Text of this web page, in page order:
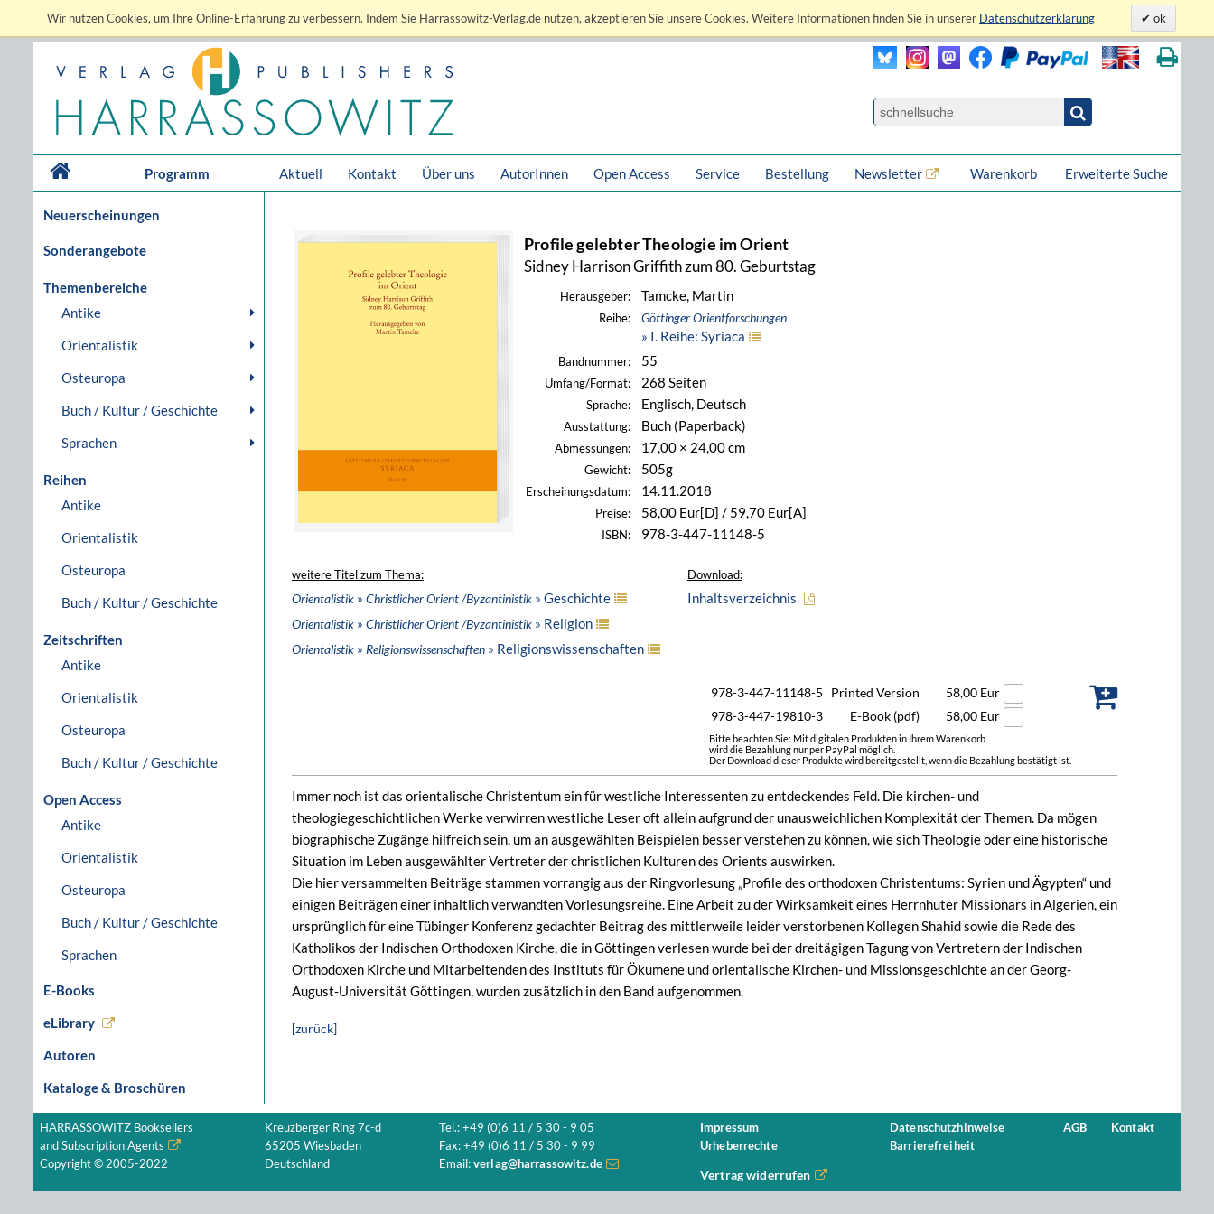
Wir nutzen Cookies, um Ihre Online-Erfahrung zu verbessern. Indem Sie Harrassowitz-Verlag.de nutzen, akzeptieren Sie unsere Cookies. Weitere Informationen finden Sie in unserer Datenschutzerklärung ok
Programm Aktuell Kontakt Über uns AutorInnen Open Access Service Bestellung Newsletter Erweiterte Suche
Warenkorb
Neuerscheinungen
Sonderangebote
Themenbereiche
Antike
Orientalistik
Osteuropa
Buch / Kultur / Geschichte
Sprachen
Reihen
Antike
Orientalistik
Osteuropa
Buch / Kultur / Geschichte
Zeitschriften
Antike
Orientalistik
Osteuropa
Buch / Kultur / Geschichte
Open Access
Antike
Orientalistik
Osteuropa
Buch / Kultur / Geschichte
Sprachen
E-Books
eLibrary
Autoren
Kataloge & Broschüren
Profile gelebter Theologie im Orient
Sidney Harrison Griffith zum 80. Geburtstag
Herausgeber: Tamcke, Martin
Reihe: Göttinger Orientforschungen
» I. Reihe: Syriaca
Bandnummer: 55
Umfang/Format: 268 Seiten
Sprache: Englisch, Deutsch
Ausstattung: Buch (Paperback)
Abmessungen: 17,00 × 24,00 cm
Gewicht: 505g
Erscheinungsdatum: 14.11.2018
Preise: 58,00 Eur[D] / 59,70 Eur[A]
ISBN: 978-3-447-11148-5
weitere Titel zum Thema:
Orientalistik » Christlicher Orient /Byzantinistik » Geschichte
Orientalistik » Christlicher Orient /Byzantinistik » Religion
Orientalistik » Religionswissenschaften » Religionswissenschaften
Download:
Inhaltsverzeichnis
978-3-447-11148-5 Printed Version
58,00 Eur
978-3-447-19810-3
E-Book (pdf) 58,00 Eur
Bitte beachten Sie: Mit digitalen Produkten in Ihrem Warenkorb
wird die Bezahlung nur per PayPal möglich.
Der Download dieser Produkte wird bereitgestellt, wenn die Bezahlung bestätigt ist.
Immer noch ist das orientalische Christentum ein für westliche Interessenten zu entdeckendes Feld. Die kirchen- und
theologiegeschichtlichen Werke verwirren westliche Leser oft allein aufgrund der unausweichlichen Komplexität der Themen. Da mögen
biographische Zugänge hilfreich sein, um an ausgewählten Beispielen besser verstehen zu können, wie sich Theologie oder eine historische
Situation im Leben ausgewählter Vertreter der christlichen Kulturen des Orients auswirken.
Die hier versammelten Beiträge stammen vorrangig aus der Ringvorlesung „Profile des orthodoxen Christentums: Syrien und Ägypten“ und
einigen Beiträgen einer inhaltlich verwandten Vorlesungsreihe. Eine Arbeit zu der Wirksamkeit eines Herrnhuter Missionars in Algerien, ein
ursprünglich für eine Tübinger Konferenz gedachter Beitrag des mittlerweile leider verstorbenen Kollegen Shahid sowie die Rede des
Katholikos der Indischen Orthodoxen Kirche, die in Göttingen verlesen wurde bei der dreitägigen Tagung von Vertretern der Indischen
Orthodoxen Kirche und Mitarbeitenden des Instituts für Ökumene und orientalische Kirchen- und Missionsgeschichte an der Georg-
August-Universität Göttingen, wurden zusätzlich in den Band aufgenommen.
[zurück]
HARRASSOWITZ Booksellers
and Subscription Agents
Copyright © 2005-2022
Kreuzberger Ring 7c-d
65205 Wiesbaden
Deutschland
Tel.: +49 (0)6 11 / 5 30 - 9 05
Fax: +49 (0)6 11 / 5 30 - 9 99
Email: verlag@harrassowitz.de
Impressum
Urheberrechte
Datenschutzhinweise
Barrierefreiheit
AGB Kontakt
Vertrag widerrufen